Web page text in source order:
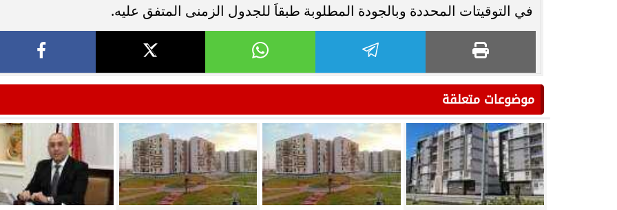
في التوقيتات المحددة وبالجودة المطلوبة طبقاَ للجدول الزمنى المتفق عليه.
موضوعات متعلقة